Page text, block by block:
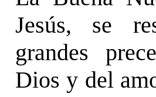
Jesús, se
grandes
Dios y del